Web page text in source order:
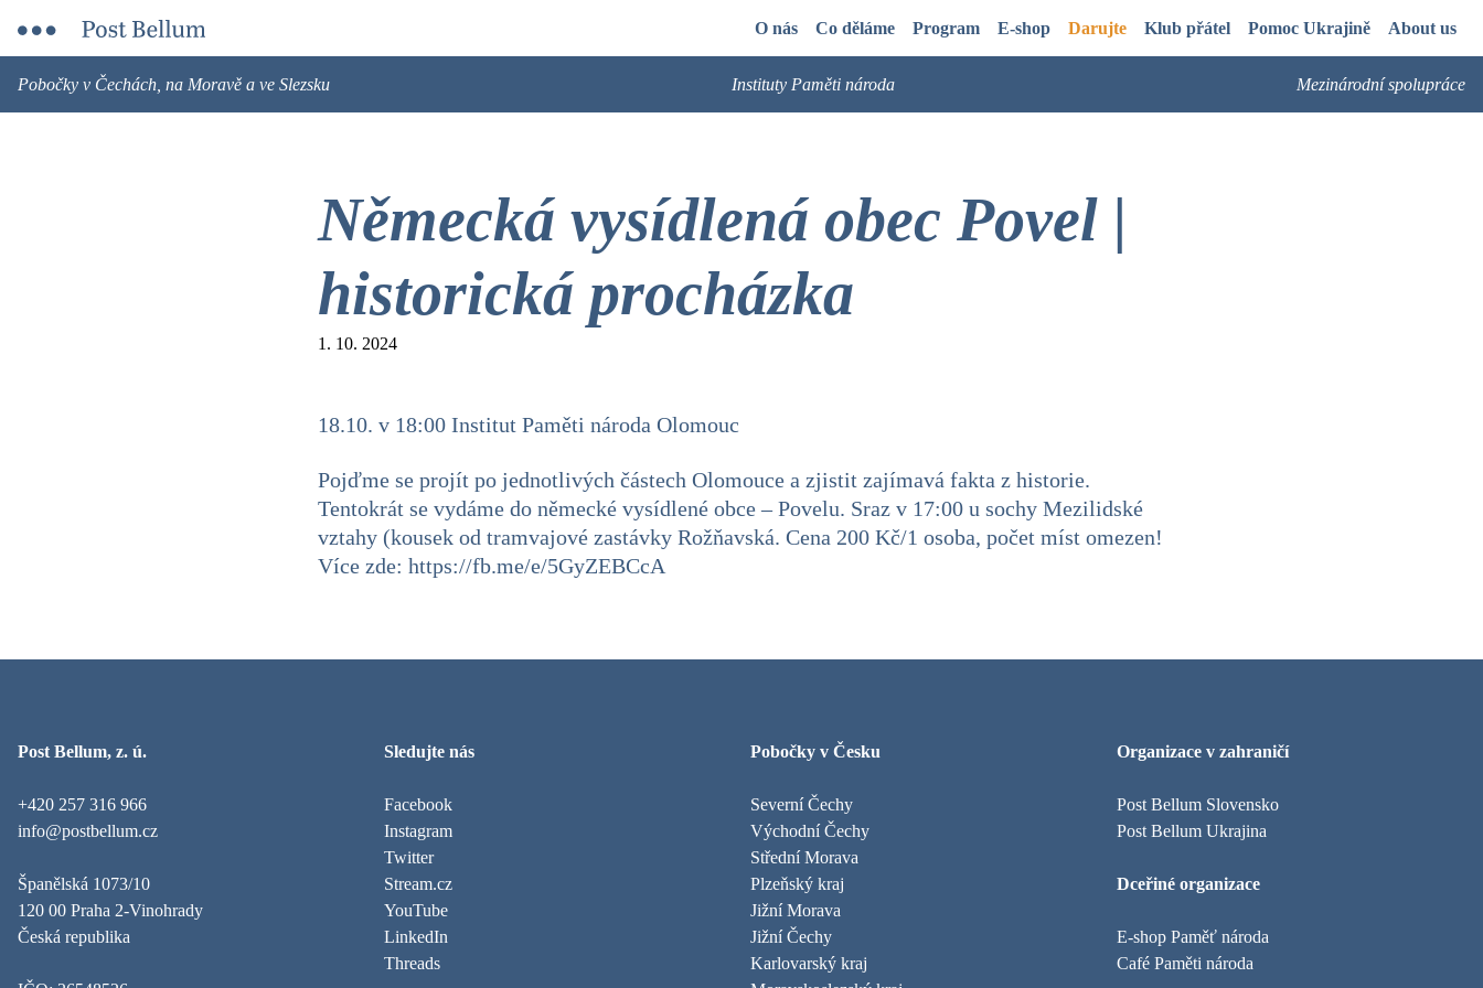
O nás Co děláme Program E-shop Darujte Klub přátel Pomoc Ukrajině About us
Pobočky v Čechách, na Moravě a ve Slezsku Instituty Paměti národa Mezinárodní spolupráce
Německá vysídlená obec Povel |
historická procházka
1. 10. 2024
18.10. v 18:00 Institut Paměti národa Olomouc
Pojďme se projít po jednotlivých částech Olomouce a zjistit zajímavá fakta z historie.
Tentokrát se vydáme do německé vysídlené obce – Povelu. Sraz v 17:00 u sochy Mezilidské
vztahy (kousek od tramvajové zastávky Rožňavská. Cena 200 Kč/1 osoba, počet míst omezen!
Více zde: https://fb.me/e/5GyZEBCcA
Post Bellum, z. ú.
+420 257 316 966
info@postbellum.cz
Španělská 1073/10
120 00 Praha 2-Vinohrady
Česká republika
Sledujte nás
Facebook
Instagram
Twitter
Stream.cz
YouTube
LinkedIn
Threads
Pobočky v Česku
Severní Čechy
Východní Čechy
Střední Morava
Plzeňský kraj
Jižní Morava
Jižní Čechy
Karlovarský kraj
Organizace v zahraničí
Post Bellum Slovensko
Post Bellum Ukrajina
Dceřiné organizace
E-shop Paměť národa
Café Paměti národa